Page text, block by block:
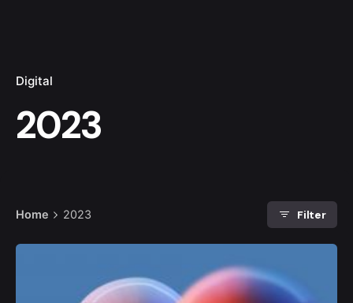
Digital
2023
Home 2023 Filter